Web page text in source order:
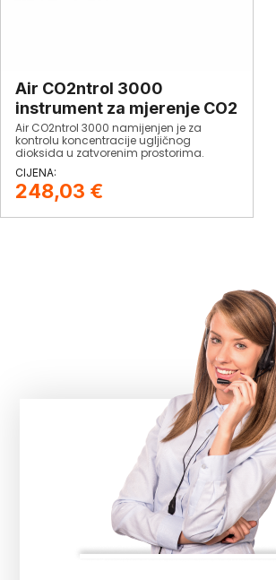
Air CO2ntrol 3000
instrument za mjerenje CO2
Air CO2ntrol 3000 namijenjen je za
kontrolu koncentracije ugljičnog
dioksida u zatvorenim prostorima.
248,03 €